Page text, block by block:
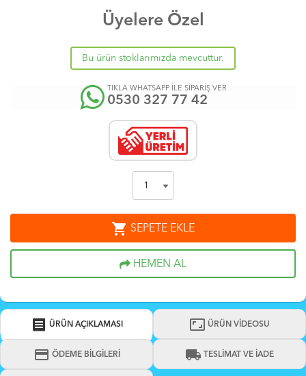
Üyelere Özel
Bu ürün stoklarımızda mevcuttur.
TIKLA WHATSAPP İLE SİPARİŞ VER
0530 327 77 42
shopping_cart SEPETE EKLE
HEMEN AL
receipt ÜRÜN AÇIKLAMASI aspect_ratio ÜRÜN VİDEOSU
credit_card ÖDEME BİLGİLERİ local_shipping TESLİMAT VE İADE